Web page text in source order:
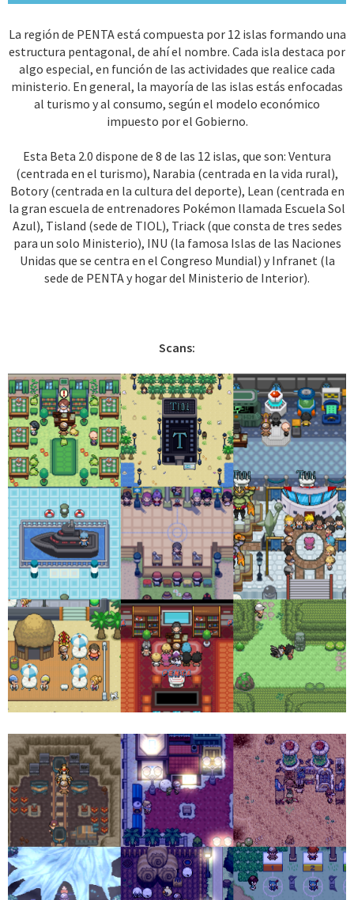
La región de PENTA está compuesta por 12 islas formando una
estructura pentagonal, de ahí el nombre. Cada isla destaca por
algo especial, en función de las actividades que realice cada
ministerio. En general, la mayoría de las islas estás enfocadas
al turismo y al consumo, según el modelo económico
impuesto por el Gobierno.
Esta Beta 2.0 dispone de 8 de las 12 islas, que son: Ventura
(centrada en el turismo), Narabia (centrada en la vida rural),
Botory (centrada en la cultura del deporte), Lean (centrada en
la gran escuela de entrenadores Pokémon llamada Escuela Sol
Azul), Tisland (sede de TIOL), Triack (que consta de tres sedes
para un solo Ministerio), INU (la famosa Islas de las Naciones
Unidas que se centra en el Congreso Mundial) y Infranet (la
sede de PENTA y hogar del Ministerio de Interior).
Scans: